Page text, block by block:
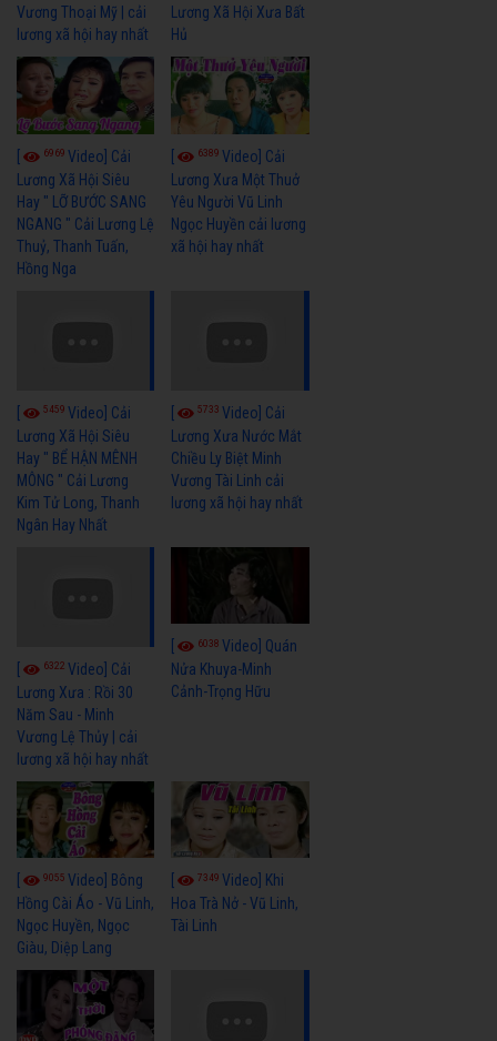
Vương Thoại Mỹ | cải
lương xã hội hay nhất
Lương Xã Hội Xưa Bất
Hủ
[ 6969 Video] Cải
Lương Xã Hội Siêu
Hay " LỠ BƯỚC SANG
NGANG " Cải Lương Lệ
Thuỷ, Thanh Tuấn,
Hồng Nga
[ 6389Video] Cải
Lương Xưa Một Thuở
Yêu Người Vũ Linh
Ngọc Huyền cải lương
xã hội hay nhất
[ 5459 Video] Cải
Lương Xã Hội Siêu
Hay " BỂ HẬN MÊNH
MÔNG " Cải Lương
Kim Tử Long, Thanh
Ngân Hay Nhất
[ 5733Video] Cải
Lương Xưa Nước Mắt
Chiều Ly Biệt Minh
Vương Tài Linh cải
lương xã hội hay nhất
[ 6322 Video] Cải
Lương Xưa : Rồi 30
Năm Sau - Minh
Vương Lệ Thủy | cải
lương xã hội hay nhất
6038Video] Quán
Nửa Khuya-Minh
Cảnh-Trọng Hữu
9055 Video] Bông
Hồng Cài Áo - Vũ Linh,
Ngọc Huyền, Ngọc
Giàu, Diệp Lang
7349Video] Khi
Hoa Trà Nở - Vũ Linh,
Tài Linh